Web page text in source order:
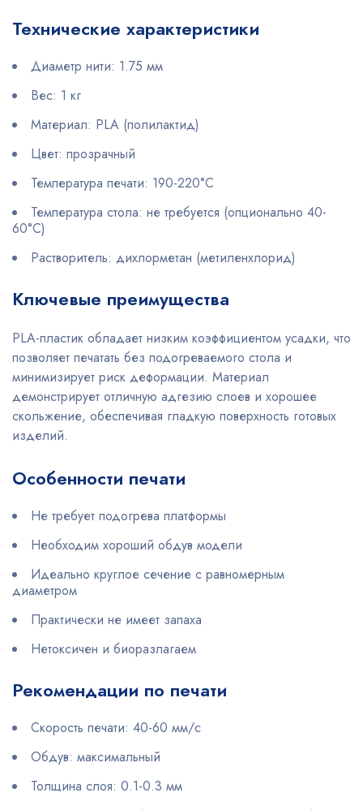
Технические характеристики
Диаметр нити: 1.75 мм
Вес: 1 кг
Материал: PLA (полилактид)
Цвет: прозрачный
Температура печати: 190-220°C
Температура стола: не требуется (опционально 40-
60°C)
Растворитель: дихлорметан (метиленхлорид)
Ключевые преимущества
PLA-пластик обладает низким коэффициентом усадки, что
позволяет печатать без подогреваемого стола и
минимизирует риск деформации. Материал
демонстрирует отличную адгезию слоев и хорошее
скольжение, обеспечивая гладкую поверхность готовых
изделий.
Особенности печати
Не требует подогрева платформы
Необходим хороший обдув модели
Идеально круглое сечение с равномерным
диаметром
Практически не имеет запаха
Нетоксичен и биоразлагаем
Рекомендации по печати
Скорость печати: 40-60 мм/с
Обдув: максимальный
Толщина слоя: 0.1-0.3 мм